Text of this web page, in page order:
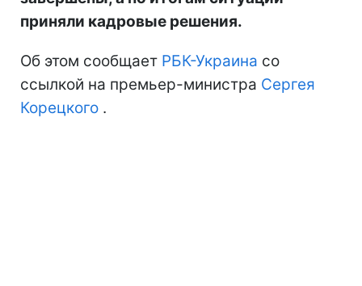
приняли кадровые решения.
Об этом сообщает РБК-Украина со
ссылкой на премьер-министра Сергея
Корецкого .